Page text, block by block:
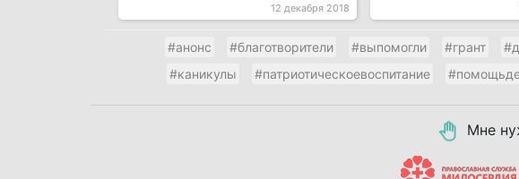
12 декабря 2018
#анонс #благотворители #выпомогли #грант
#каникулы
#патриотическоевоспитание
Мне